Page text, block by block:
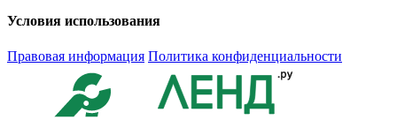
Условия использования
Правовая информация Политика конфиденциальности